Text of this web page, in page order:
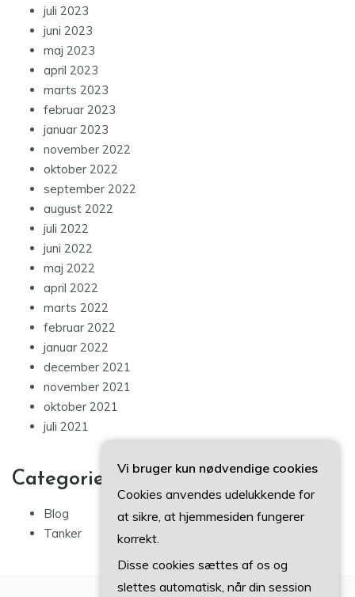
juli 2023
juni 2023
maj 2023
april 2023
marts 2023
februar 2023
januar 2023
november 2022
oktober 2022
september 2022
august 2022
juli 2022
juni 2022
maj 2022
april 2022
marts 2022
februar 2022
januar 2022
december 2021
november 2021
oktober 2021
juli 2021
Categories
Blog
Tanker
Vi bruger kun nødvendige cookies
Cookies anvendes udelukkende for
at sikre, at hjemmesiden fungerer
korrekt.
Disse cookies sættes af os og
slettes automatisk, når din session